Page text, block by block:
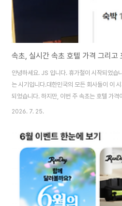
안녕하세요. JS 입니다. 휴가철이 시작되었습
는 시기입니다.대한민국의 모든 회사들이 이
되었습니다. 하지만, 이번 주 속초는 호텔 가격
이 많이 보이고 있어요. 제가 속초에서 가장 좋
있고, 바다 인근과 뷰가 좋은 호텔은 15만원 ~
인근이 가장 가성비가 높은 지역입니다. 제가
은 주차장, 무료 세탁기와 건조기, 얼음, 커피
터미널에서 도보로 이동하기에 거리는 조금
습니다. 일요일포켓몬고 메..
2026. 7. 25.